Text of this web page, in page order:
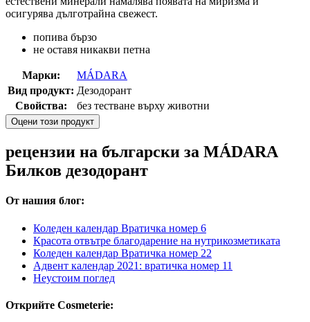
осигурява дълготрайна свежест.
попива бързо
не оставя никакви петна
Марки:
MÁDARA
Вид продукт: Дезодорант
Свойства:
без тестване върху животни
Оцени този продукт
рецензии на български за MÁDARA
Билков дезодорант
От нашия блог:
Коледен календар Вратичка номер 6
Красота отвътре благодарение на нутрикозметиката
Коледен календар Вратичка номер 22
Адвент календар 2021: вратичка номер 11
Неустоим поглед
Открийте Cosmeterie: